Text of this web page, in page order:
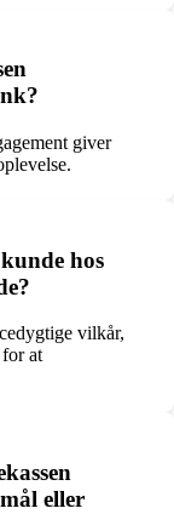
giver
hos
vilkår,
at
eller